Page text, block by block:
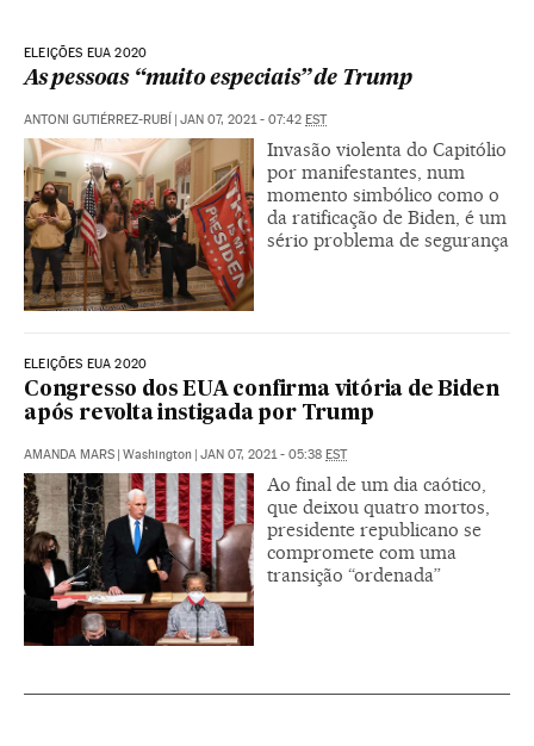
ELEIÇÕES EUA 2020
As pessoas “muito especiais” de Trump
ANTONI GUTIÉRREZ-RUBÍ | JAN 07, 2021 - 07:42 EST
Invasão violenta do Capitólio
por manifestantes, num
momento simbólico como o
da ratificação de Biden, é um
sério problema de segurança
ELEIÇÕES EUA 2020
Congresso dos EUA confirma vitória de Biden
após revolta instigada por Trump
AMANDA MARS | Washington | JAN 07, 2021 - 05:38 EST
Ao final de um dia caótico,
que deixou quatro mortos,
presidente republicano se
compromete com uma
transição “ordenada”